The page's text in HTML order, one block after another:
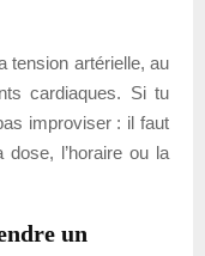
tension artérielle, au
cardiaques. Si tu
improviser : il faut
l’horaire ou la
un